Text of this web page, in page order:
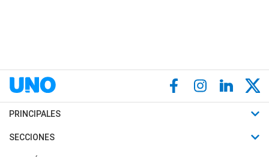
PRINCIPALES
Últimas Noticias
SECCIONES